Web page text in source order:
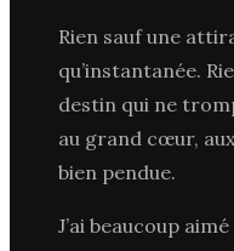
Rien sauf une
qu’instantanée.
destin qui ne
au grand cœur,
bien pendue.
J’ai beaucoup